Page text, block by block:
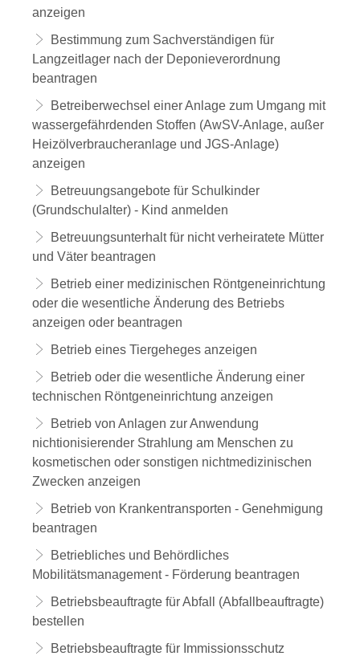
anzeigen
Bestimmung zum Sachverständigen für
Langzeitlager nach der Deponieverordnung
beantragen
Betreiberwechsel einer Anlage zum Umgang mit
wassergefährdenden Stoffen (AwSV-Anlage, außer
Heizölverbraucheranlage und JGS-Anlage)
anzeigen
Betreuungsangebote für Schulkinder
(Grundschulalter) - Kind anmelden
Betreuungsunterhalt für nicht verheiratete Mütter
und Väter beantragen
Betrieb einer medizinischen Röntgeneinrichtung
oder die wesentliche Änderung des Betriebs
anzeigen oder beantragen
Betrieb eines Tiergeheges anzeigen
Betrieb oder die wesentliche Änderung einer
technischen Röntgeneinrichtung anzeigen
Betrieb von Anlagen zur Anwendung
nichtionisierender Strahlung am Menschen zu
kosmetischen oder sonstigen nichtmedizinischen
Zwecken anzeigen
Betrieb von Krankentransporten - Genehmigung
beantragen
Betriebliches und Behördliches
Mobilitätsmanagement - Förderung beantragen
Betriebsbeauftragte für Abfall (Abfallbeauftragte)
bestellen
Betriebsbeauftragte für Immissionsschutz